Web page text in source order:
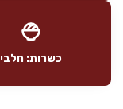
כשרות: חלבי